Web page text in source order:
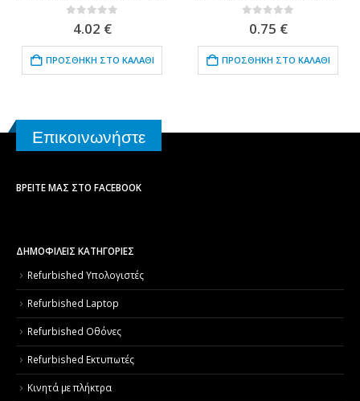
out of 5
4.02 €
ΠΡΟΣΘΉΚΗ ΣΤΟ ΚΑΛΆΘΙ
out of 5
0.75 €
ΠΡΟΣΘΉΚΗ ΣΤΟ ΚΑΛΆΘΙ
Επικοινωνήστε
ΒΡΕΊΤΕ ΜΑΣ ΣΤΟ FACEBOOK
ΔΗΜΟΦΙΛΕΙΣ ΚΑΤΗΓΟΡΙΕΣ
Refurbished Υπολογιστές
Refurbished Laptop
Refurbished Οθόνες
Refurbished Εκτυπωτές
Κινητά με πλήκτρα